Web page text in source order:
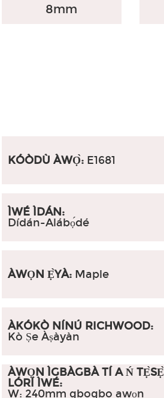
8mm
KÓÒDÙ ÀWỌ̀: E1681
ÌWÉ ÌDÁN:
Dídán-Alábọ́dé
ÀWỌN Ẹ̀YÀ: Maple
ÀKÓKÒ NÍNÚ RICHWOOD:
Kò Ṣe Àṣàyàn
ÀWỌN ÌGBÀGBÀ TÍ A Ń TẸ̀SẸ̀
LÓRÍ ÌWÉ:
W: 240mm gbogbo awọn